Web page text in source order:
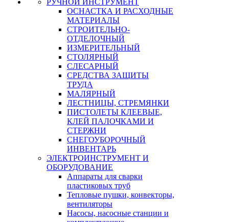
РУЧНОЙ ИНСТРУМЕНТ
ОСНАСТКА И РАСХОДНЫЕ
МАТЕРИАЛЫ
СТРОИТЕЛЬНО-
ОТДЕЛОЧНЫЙ
ИЗМЕРИТЕЛЬНЫЙ
СТОЛЯРНЫЙ
СЛЕСАРНЫЙ
СРЕДСТВА ЗАЩИТЫ
ТРУДА
МАЛЯРНЫЙ
ЛЕСТНИЦЫ, СТРЕМЯНКИ
ПИСТОЛЕТЫ КЛЕЕВЫЕ,
КЛЕЙ ПАЛОЧКАМИ И
СТЕРЖНИ
СНЕГОУБОРОЧНЫЙ
ИНВЕНТАРЬ
ЭЛЕКТРОИНСТРУМЕНТ И
ОБОРУДОВАНИЕ
Аппараты для сварки
пластиковых труб
Тепловые пушки, конвекторы,
вентиляторы
Насосы, насосные станции и